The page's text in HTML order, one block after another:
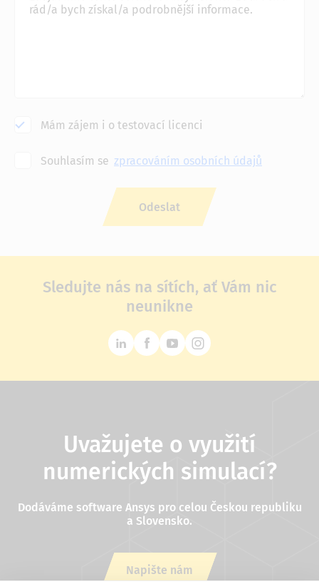
Mám zájem i o testovací licenci
Souhlasím se zpracováním osobních údajů
Sledujte nás na sítích, ať Vám nic
neunikne
Uvažujete o využití
numerických simulací?
Dodáváme software Ansys pro celou Českou republiku
a Slovensko.
Napište nám